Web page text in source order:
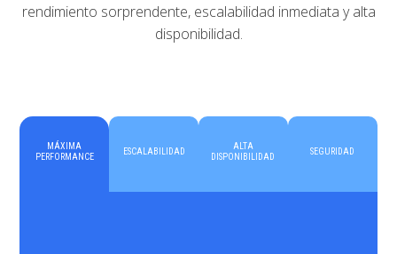
rendimiento sorprendente, escalabilidad inmediata y alta
disponibilidad.
MÁXIMA
PERFORMANCE
ESCALABILIDAD
ALTA
DISPONIBILIDAD
SEGURIDAD